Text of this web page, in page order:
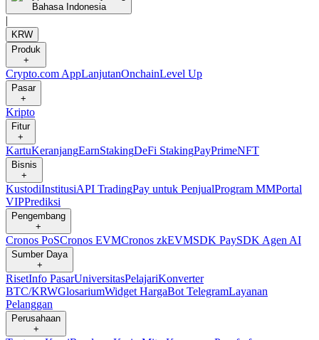
Bahasa Indonesia
|
KRW
Produk
+
Crypto.com AppLanjutanOnchainLevel Up
Pasar
+
Kripto
Fitur
+
KartuKeranjangEarnStakingDeFi StakingPayPrimeNFT
Bisnis
+
KustodiInstitusiAPI TradingPay untuk PenjualProgram MMPortal
VIPPrediksi
Pengembang
+
Cronos PoSCronos EVMCronos zkEVMSDK PaySDK Agen AI
Sumber Daya
+
RisetInfo PasarUniversitasPelajariKonverter
BTC/KRWGlosariumWidget HargaBot TelegramLayanan
Pelanggan
Perusahaan
+